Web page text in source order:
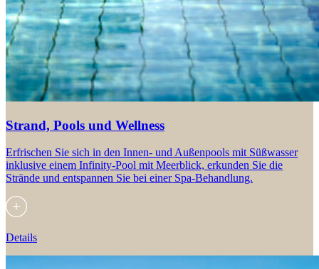
Strand, Pools und Wellness
Erfrischen Sie sich in den Innen- und Außenpools mit Süßwasser
inklusive einem Infinity-Pool mit Meerblick, erkunden Sie die
Strände und entspannen Sie bei einer Spa-Behandlung.
Details